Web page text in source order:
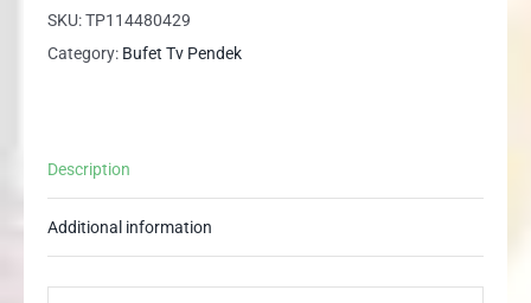
Meja
Tv
quantity
SKU:TP114480429
Category: Bufet Tv Pendek
Description
Additional information